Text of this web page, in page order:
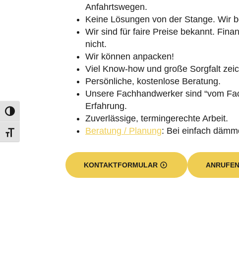
Umschalten auf hohe Kontraste
Anfahrtswegen.
Keine Lösungen von der Stange. Wir
Wir sind für faire Preise bekannt.
nicht.
Wir können anpacken!
Viel Know-how und große Sorgfalt
Persönliche, kostenlose Beratung.
Unsere Fachhandwerker sind “vom
Erfahrung.
Zuverlässige, termingerechte Arbeit.
Beratung / Planung: Bei einfach
KONTAKTFORMULAR ANRUFEN